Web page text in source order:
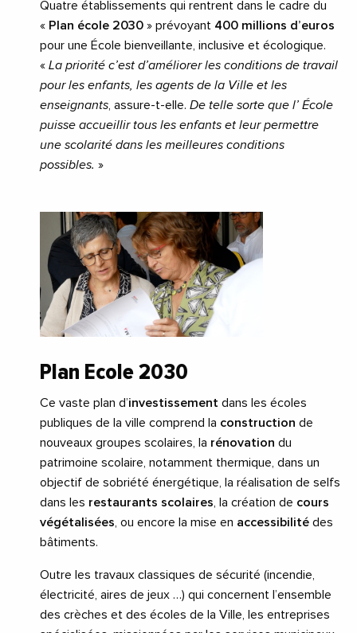
Quatre établissements qui rentrent dans le cadre du
« Plan école 2030 » prévoyant 400 millions d’euros
pour une École bienveillante, inclusive et écologique.
« La priorité c’est d’améliorer les conditions de travail
pour les enfants, les agents de la Ville et les
enseignants , assure-t-elle. De telle sorte que l’ École
puisse accueillir tous les enfants et leur permettre
une scolarité dans les meilleures conditions
possibles. »
Plan Ecole 2030
Ce vaste plan d’investissement dans les écoles
publiques de la ville comprend la construction de
nouveaux groupes scolaires, la rénovation du
patrimoine scolaire, notamment thermique, dans un
objectif de sobriété énergétique, la réalisation de selfs
dans les restaurants scolaires, la création de cours
végétalisées, ou encore la mise en accessibilité des
bâtiments.
Outre les travaux classiques de sécurité (incendie,
électricité, aires de jeux …) qui concernent l’ensemble
des crèches et des écoles de la Ville, les entreprises